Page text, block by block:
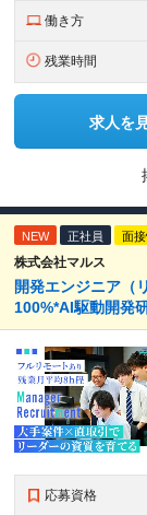
働き方
残業時間
求人を
NEW 正社員 面
株式会社マルス
開発エンジニア（
100%*AI駆動開発
応募資格